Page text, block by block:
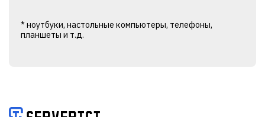
* ноутбуки, настольные компьютеры, телефоны,
планшеты и т.д.